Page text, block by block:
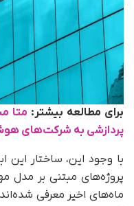
برای مطالعه بیشتر:
پردازشی به شرکت‌های
با وجود این، ساختار این
پروژه‌های مبتنی بر مدل
ماه‌های اخیر معرفی